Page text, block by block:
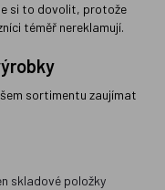
si to dovolit, protože
téměř nereklamují.
sortimentu zaujímat
skladové položky